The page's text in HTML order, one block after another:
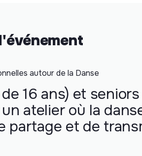
autour de la Danse
16 ans) et
atelier où la
partage et de